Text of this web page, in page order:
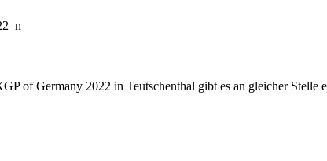
of Germany 2022 in Teutschenthal gibt es an gleicher